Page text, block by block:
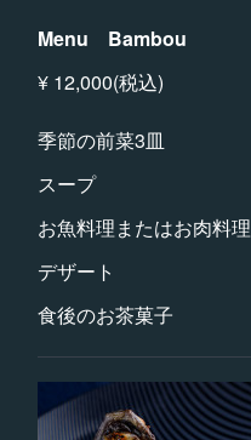
Menu Bambou
¥ 12,000(税込)
季節の前菜3皿
スープ
お魚料理またはお肉料理
デザート
食後のお茶菓子